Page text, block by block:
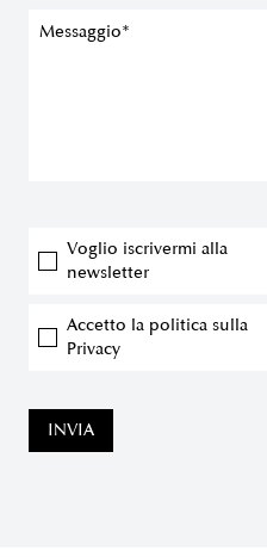
Voglio iscrivermi alla
newsletter
Accetto la politica sulla
Privacy
INVIA